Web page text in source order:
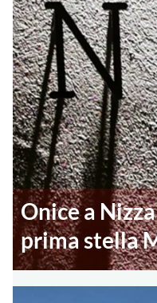
Onice a
prima stella